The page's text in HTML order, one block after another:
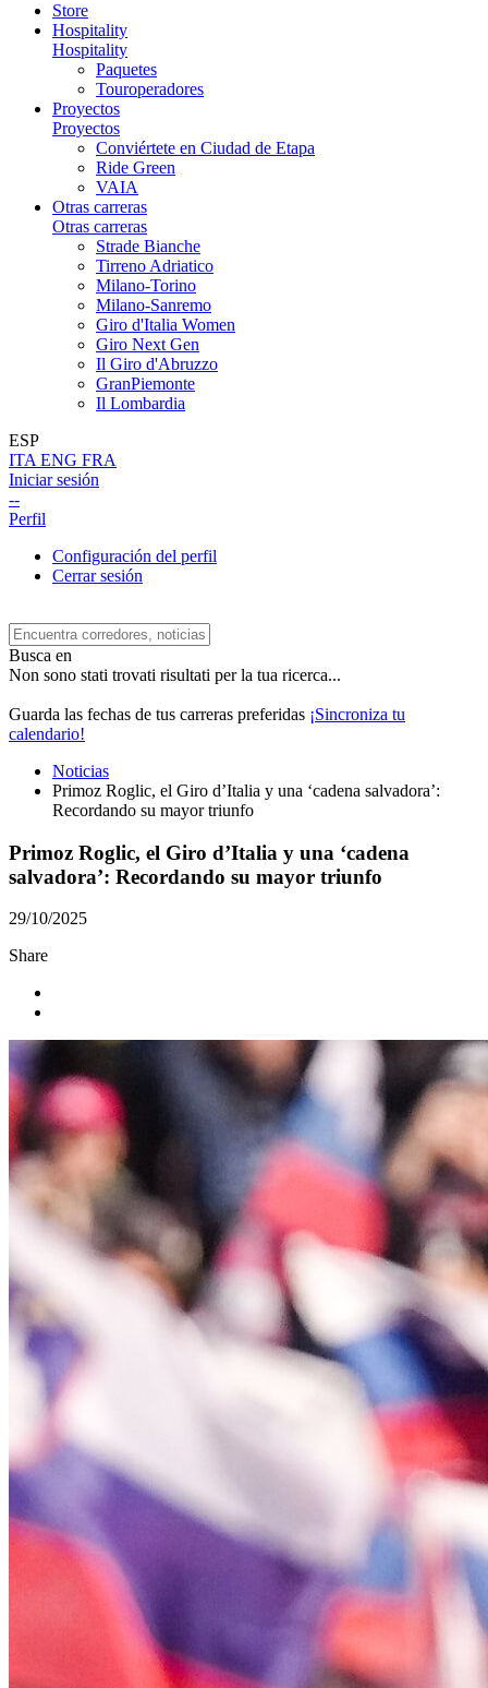
Store
Hospitality
Hospitality
Paquetes
Touroperadores
Proyectos
Proyectos
Conviértete en Ciudad de Etapa
Ride Green
VAIA
Otras carreras
Otras carreras
Strade Bianche
Tirreno Adriatico
Milano-Torino
Milano-Sanremo
Giro d'Italia Women
Giro Next Gen
Il Giro d'Abruzzo
GranPiemonte
Il Lombardia
ESP
ITA ENG FRA
Iniciar sesión
--
Perfil
Configuración del perfil
Cerrar sesión
Busca en
Non sono stati trovati risultati per la tua ricerca...
Guarda las fechas de tus carreras preferidas ¡Sincroniza tu
calendario!
Noticias
Primoz Roglic, el Giro d’Italia y una ‘cadena salvadora’:
Recordando su mayor triunfo
Primoz Roglic, el Giro d’Italia y una ‘cadena
salvadora’: Recordando su mayor triunfo
29/10/2025
Share